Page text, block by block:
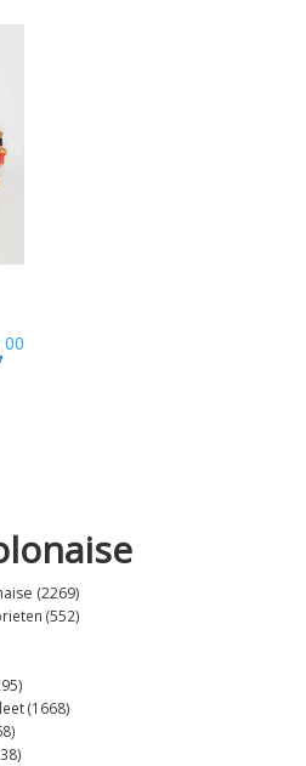
00Huidige
(2269)
(552)
(1668)